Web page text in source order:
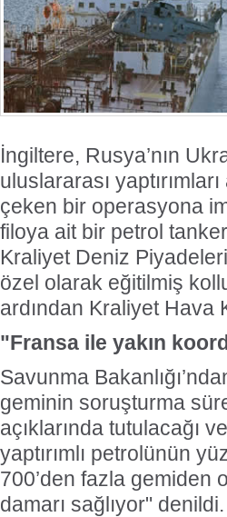
İngiltere, Rusya’nın
uluslararası
çeken bir operasyona
filoya ait bir petrol
Kraliyet Deniz
özel olarak eğitilmiş
ardından Kraliyet Hava
"Fransa ile yakın
Savunma
geminin soruşturma
açıklarında tutulacağı
yaptırımlı petrolünün
700’den fazla gemiden
damarı sağlıyor"